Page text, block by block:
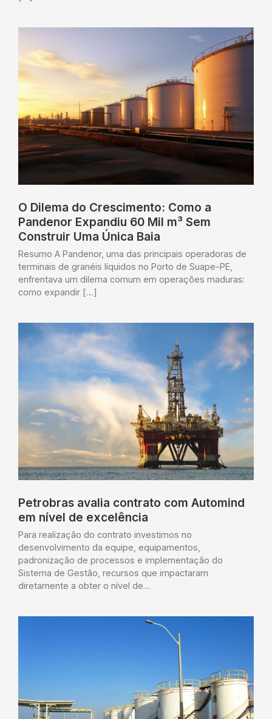
O Dilema do Crescimento: Como a
Pandenor Expandiu 60 Mil m³ Sem
Construir Uma Única Baia
Resumo A Pandenor, uma das principais operadoras de
terminais de granéis líquidos no Porto de Suape-PE,
enfrentava um dilema comum em operações maduras:
como expandir […]
Petrobras avalia contrato com Automind
em nível de excelência
Para realização do contrato investimos no
desenvolvimento da equipe, equipamentos,
padronização de processos e implementação do
Sistema de Gestão, recursos que impactaram
diretamente a obter o nível de…